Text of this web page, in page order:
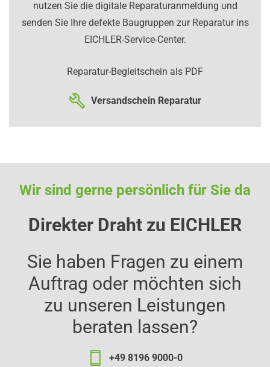
nutzen Sie die digitale Reparaturanmeldung und
senden Sie Ihre defekte Baugruppen zur Reparatur ins
EICHLER-Service-Center.
Reparatur-Begleitschein als PDF
Versandschein Reparatur
Wir sind gerne persönlich für Sie da
Direkter Draht zu EICHLER
Sie haben Fragen zu einem
Auftrag oder möchten sich
zu unseren Leistungen
beraten lassen?
+49 8196 9000-0